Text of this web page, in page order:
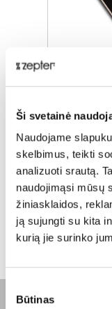
Ši svetainė
Naudojame
skelbimus, teikti
analizuoti srautą.
naudojimąsi mūsų
žiniasklaidos,
ją sujungti su kita
kurią jie surinko
pasirinkimas
Būtinas
Įprasta kaina
ZepterClub
Prisijunkite
nuo -5% iki